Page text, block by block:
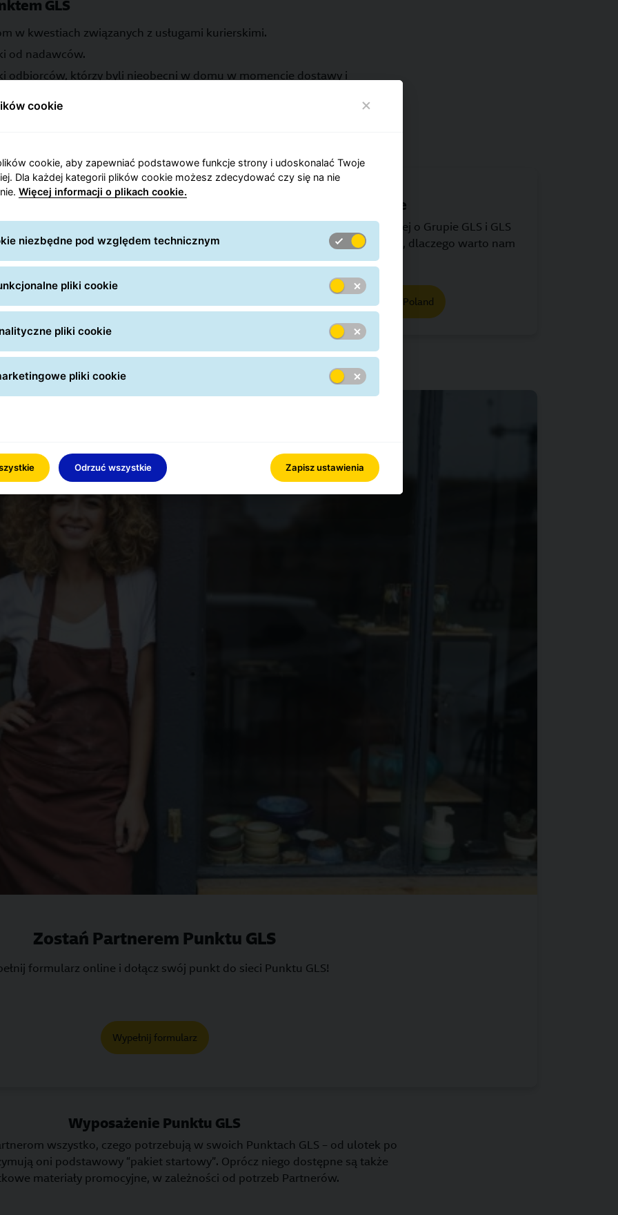
GLS
w kwestiach związanych z usługami kurierskimi.
od nadawców.
odbiorców, którzy byli nieobecni w domu w momencie dostawy i
od odbiorców, którzy chcą je zwrócić do nadawców.
Działania zgodne z prawem
przepisami, a wszyscy Partnerzy GLS są
zobowiązani do jego przestrzegania.
GLS w pigułce
Dowiedz się więcej o Grupie GLS i GLS
Poland i sprawdź, dlaczego warto nam
zaufać.
O Grupie GLS i GLS Poland
Zostań Partnerem Punktu GLS
formularz online i dołącz swój punkt do sieci Punktu GLS!
Wypełnij formularz
Wyposażenie Punktu GLS
wszystko, czego potrzebują w swoich Punktach GLS – od ulotek po
oni podstawowy “pakiet startowy”. Oprócz niego dostępne są także
materiały promocyjne, w zależności od potrzeb Partnerów.
cookie
cookie, aby zapewniać podstawowe funkcje strony i udoskonalać Twoje
Dla każdej kategorii plików cookie możesz zdecydować czy się na nie
Więcej informacji o plikach cookie.
niezbędne pod względem technicznym
pliki cookie
pliki cookie
pliki cookie
Odrzuć wszystkie Zapisz ustawienia